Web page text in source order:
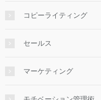
コピーライティング
セールス
マーケティング